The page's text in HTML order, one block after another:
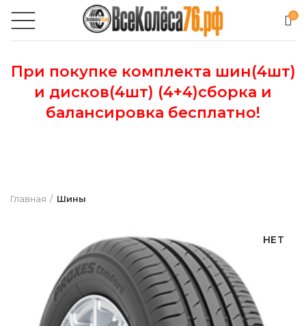
0
При покупке комплекта шин(4шт)
и дисков(4шт) (4+4)сборка и
балансировка бесплатно!
Главная Шины
НЕТ